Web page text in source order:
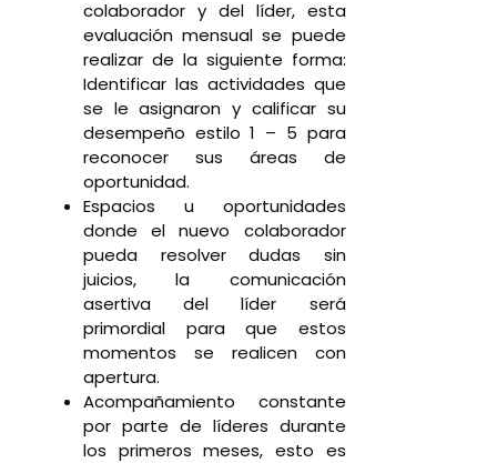
colaborador y del líder, esta
evaluación mensual se puede
realizar de la siguiente forma:
Identificar las actividades que
se le asignaron y calificar su
desempeño estilo 1 – 5 para
reconocer sus áreas de
oportunidad.
Espacios u oportunidades
donde el nuevo colaborador
pueda resolver dudas sin
juicios, la comunicación
asertiva del líder será
primordial para que estos
momentos se realicen con
apertura.
Acompañamiento constante
por parte de líderes durante
los primeros meses, esto es